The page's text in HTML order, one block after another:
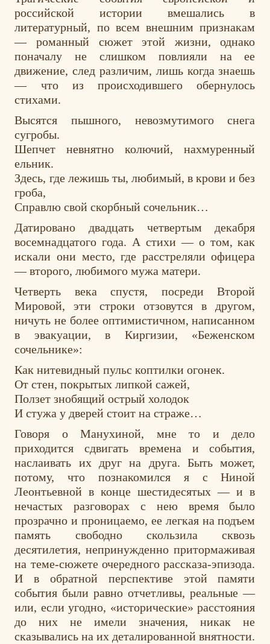
российской истории вмешались в
литературный, по всем внешним признакам
— романный сюжет этой жизни, однако
поначалу не слишком повлияли на ее
движение, след различим, лишь когда знаешь
— чтo из происходившего обернулось
стихами.
Высятся пышного, невозмутимого снега
сугробы.
Шепчет невнятно колючий, нахмуренный
ельник.
Здесь, где лежишь ты, любимый, в крови и без
гроба,
Справлю свой скорбный сочельник…
Датировано двадцать четвертым декабря
восемнадцатого года. А стихи — о том, как
искали они место, где расстреляли офицера
— второго, любимого мужа матери.
Четверть века спустя, посреди Второй
Мировой, эти строки отзовутся в другом,
ничуть не более оптимистичном, написанном
в эвакуации, в Киргизии, «Беженском
сочельнике»:
Как нитевидный пульс коптилки огонек.
От стен, покрытых липкой сажей,
Ползет знобящий острый холодок
И стужа у дверей стоит на страже…
Говоря о Манухиной, мне то и дело
приходится сдвигать времена и события,
наслаивать их друг на друга. Быть может,
потому, что познакомился я с Ниной
Леонтьевной в конце шестидесятых — и в
нечастых разговорах с нею время было
прозрачно и проницаемо, ее легкая на подъем
память свободно скользила сквозь
десятилетия, непринужденно притормаживая
на теме-сюжете очередного рассказа-эпизода.
И в обратной перспективе этой памяти
события были равно отчетливы, реальные —
или, если угодно, «исторические» расстояния
до них не имели значения, никак не
сказывались на их деталированной внятности.